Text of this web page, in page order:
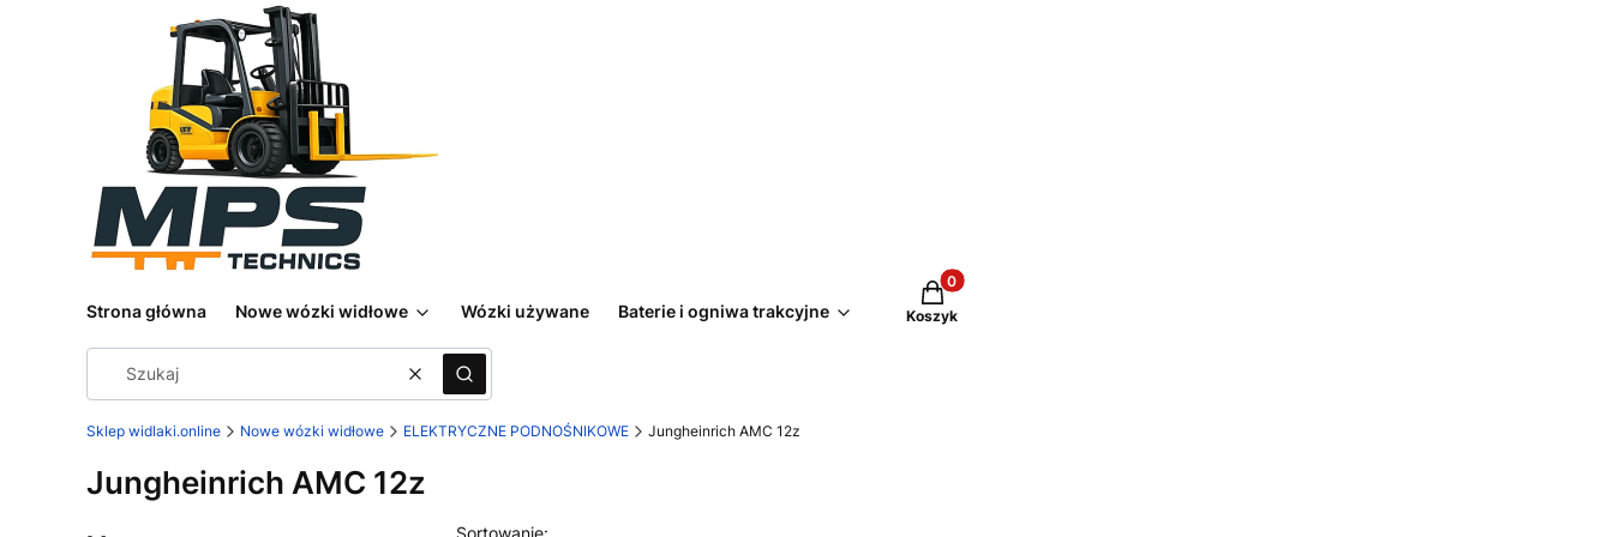
Strona główna Nowe wózki widłowe Wózki używane Baterie i ogniwa trakcyjne
Produkty w koszyku: 0. Zobacz szczegóły
Koszyk
WyczyśćSzukaj
Sklep widlaki.online Nowe wózki widłowe ELEKTRYCZNE PODNOŚNIKOWE Jungheinrich AMC 12z
Jungheinrich AMC 12z
Sortowanie: